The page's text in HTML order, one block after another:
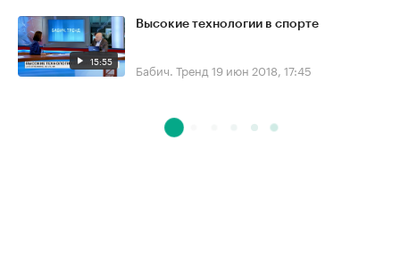
15:55
Высокие технологии в спорте
Бабич. Тренд 19 июн 2018, 17:45